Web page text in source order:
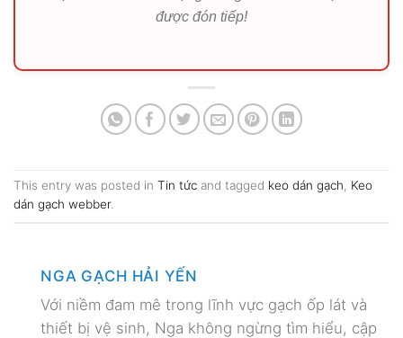
được đón tiếp!
This entry was posted in Tin tức and tagged keo dán gạch, Keo
dán gạch webber.
NGA GẠCH HẢI YẾN
Với niềm đam mê trong lĩnh vực gạch ốp lát và
thiết bị vệ sinh, Nga không ngừng tìm hiểu, cập